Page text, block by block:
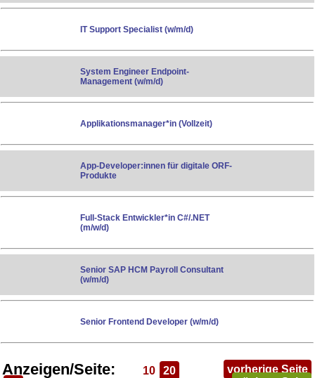
IT Support Specialist (w/m/d)
System Engineer Endpoint-
Management (w/m/d)
Applikationsmanager*in (Vollzeit)
App-Developer:innen für digitale ORF-
Produkte
Full-Stack Entwickler*in C#/.NET
(m/w/d)
Senior SAP HCM Payroll Consultant
(w/m/d)
Senior Frontend Developer (w/m/d)
Anzeigen/Seite: 10 20
vorherige Seite